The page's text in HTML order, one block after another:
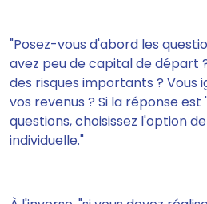
"Posez-vous d'abord les
avez peu de capital de départ
des risques importants ? Vous
vos revenus ? Si la réponse
questions, choisissez l'option
individuelle."